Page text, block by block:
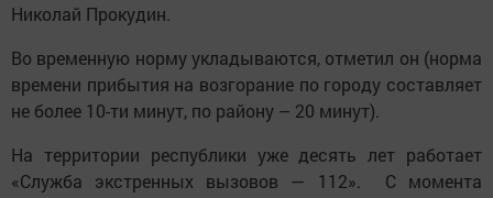
Николай Прокудин.
Во временную норму укладываются, отметил он (норма
времени прибытия на возгорание по городу составляет
не более 10-ти минут, по району – 20 минут).
На территории республики уже десять лет работает
«Служба экстренных вызовов — 112». С момента